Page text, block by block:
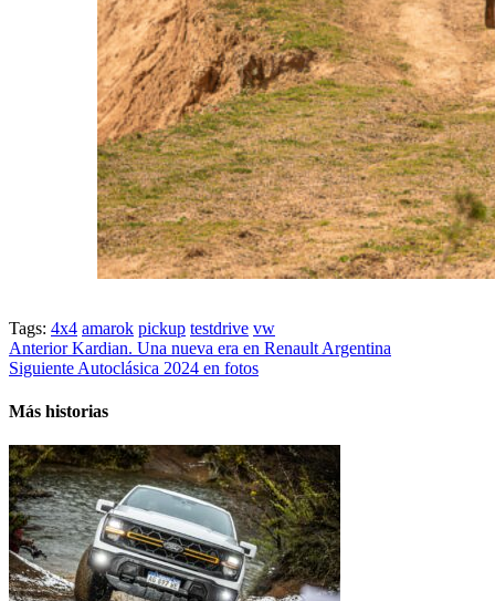
Tags: 4x4 amarok pickup testdrive vw
Post
navigation
AnteriorKardian. Una nueva era en Renault Argentina
Siguiente Autoclásica 2024 en fotos
Más historias